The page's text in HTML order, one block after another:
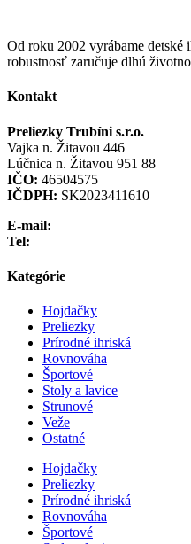
Od roku 2002 vyrábame detské
robustnosť zaručuje dlhú
Kontakt
Preliezky Trubíni s.r.o.
Vajka n. Žitavou 446
Lúčnica n. Žitavou 951 88
IČO: 46504575
IČDPH: SK2023411610
E-mail:
Tel:
Kategórie
Hojdačky
Preliezky
Prírodné ihriská
Rovnováha
Športové
Stoly a lavice
Strunové
Veže
Ostatné
Hojdačky
Preliezky
Prírodné ihriská
Rovnováha
Športové